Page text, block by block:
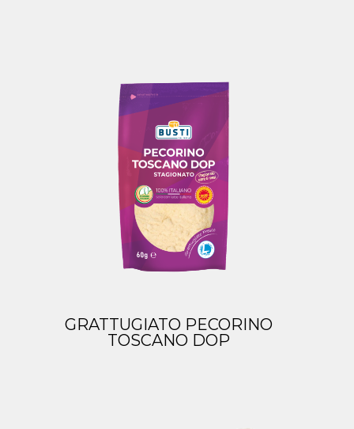
GRATTUGIATO PECORINO
TOSCANO DOP